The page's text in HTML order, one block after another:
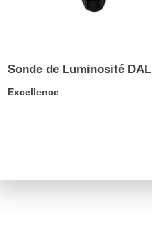
Sonde de Luminosité DALI
Excellence